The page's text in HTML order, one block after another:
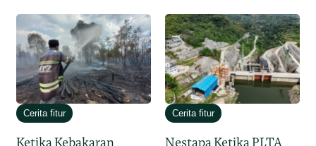
Cerita fitur
Ketika Kebakaran
Cerita fitur
Nestapa Ketika PLTA